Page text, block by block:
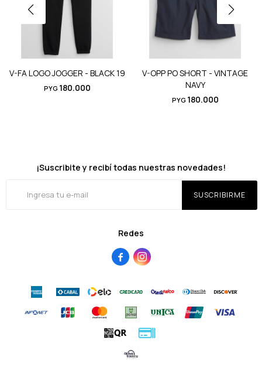
V-FA LOGO JOGGER - BLACK 19
PYG 180.000
V-OPP PO SHORT - VINTAGE
NAVY
PYG 180.000
Redes
 
¡Suscribite y recibí todas nuestras novedades!
SUSCRIBIRME